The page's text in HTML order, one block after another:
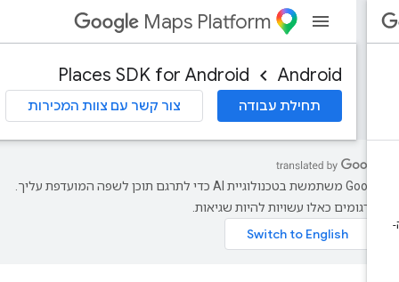
Maps Platform
Android
Places SDK for Android
תחילת עבודה צור קשר עם צוות המכירות
‫Google משתמשת בטכנולוגיית AI כדי לתרגם תוכן לשפה המועדפת עליך.
כאלו עשויות להיות שגיאות.